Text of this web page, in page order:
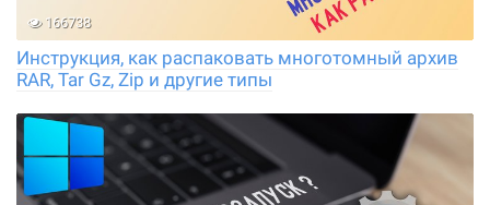
166738
Инструкция, как распаковать многотомный архив
RAR, Tar Gz, Zip и другие типы